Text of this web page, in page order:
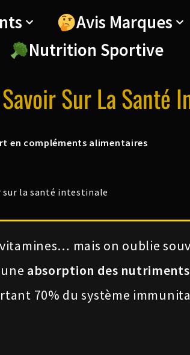
Avis Marques
Nutrition Sportive
Sur La Santé
en compléments alimentaires
sur la santé intestinale
mais on oublie
absorption des
70% du système